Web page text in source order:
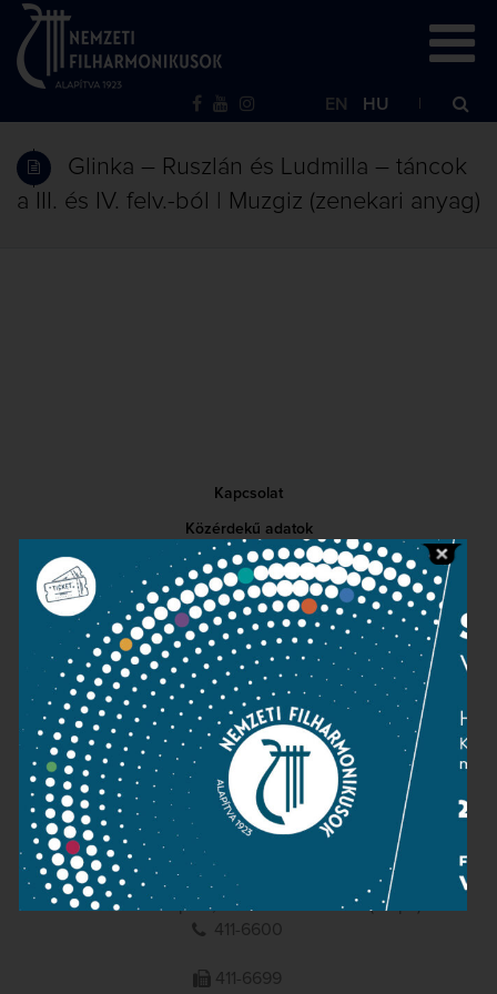
EN HU
Glinka – Ruszlán és Ludmilla – táncok
a III. és IV. felv.-ból | Muzgiz (zenekari anyag)
Kapcsolat
Közérdekű adatok
Sajtószoba
Adatvédelem
Impresszum
NEMZETI
FILHARMONIKUSOK
1095 Budapest, Komor Marcell u. 1. (Müpa)
411-6600
411-6699